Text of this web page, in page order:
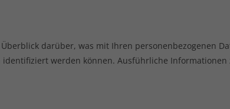
darüber, was mit Ihren personenbezogenen
werden können. Ausführliche